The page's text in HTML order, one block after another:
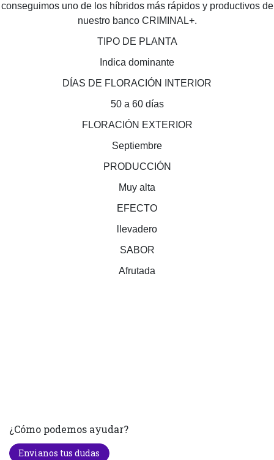
conseguimos uno de los híbridos más rápidos y productivos de
nuestro banco CRIMINAL+.
TIPO DE PLANTA
Indica dominante
DÍAS DE FLORACIÓN INTERIOR
50 a 60 días
FLORACIÓN EXTERIOR
Septiembre
PRODUCCIÓN
Muy alta
EFECTO
llevadero
SABOR
Afrutada
¿Cómo podemos ayudar?
Envianos tus dudas